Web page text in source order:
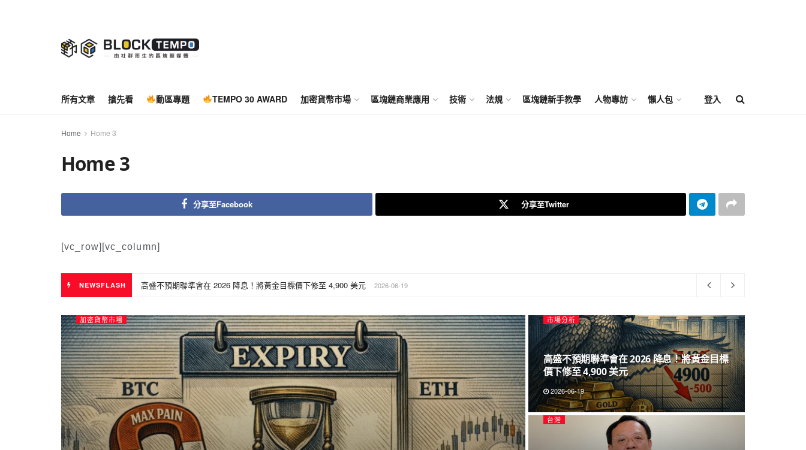
所有文章 搶先看 動區專題 TEMPO 30 AWARD 加密貨幣市場 區塊鏈商業應用 技術 法規 區塊鏈新手教學 人物專訪 懶人包 登入
Home Home 3
Home 3
分享至Facebook 分享至Twitter
[vc_row][vc_column]
NEWSFLASH 高盛不預期聯準會在 2026 降息！將黃金目標價下修至 4,900 美元 2026-06-19
加密貨幣市場 市場分析
高盛不預期聯準會在 2026 降息！將黃金目標
價下修至 4,900 美元
2026-06-19
台灣